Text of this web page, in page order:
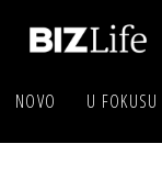
NOVO U FOKUSU